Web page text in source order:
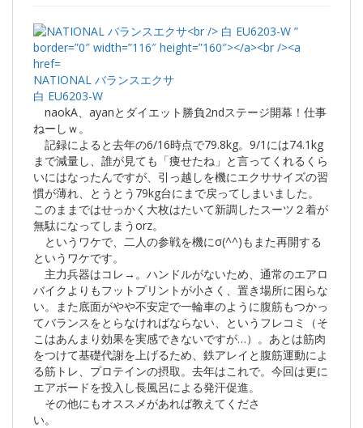
NATIONAL バランスエクサ
白 EU6203-W
naokA、ayanとダイエット勝負2ndステージ開幕！仕事
ねーしｗ。
記録によると去年の6/16時点で79.8kg。9/1には74.1kg
まで減量し、誰が見ても「痩せたね」と言ってくれるくら
いにはなったんですが、引っ越しを機にエクササイズの習
慣が薄れ、とうとう79kg台にまで戻ってしまいました。
このままではせっかく大枚はたいて新調したスーツ２着が
無駄になってしまうorz。
というワケで、二人の参戦を機にσ(^^)もまた再開する
というワケです。
主力兵器はコレ→。ハンドルがないため、通常のエアロ
バイクよりもフットプリントが小さく、置き場所に困らな
い。また底面がやや不安定で一輪車のように腹筋もつかっ
てバランスをとらなければならない、というフレコミ（そ
こはあんまり効果を実感できないですが…）。あとは筋肉
をつけて基礎代謝を上げるため、鉄アレイと腹筋運動によ
る筋トレ、プロテインの摂取。去年はこれで。今回は更に
エアボードを投入し長風呂による発汗促進。
その他にもオススメがあれば教えてくださ
い。